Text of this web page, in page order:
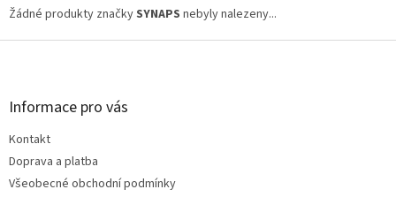
Žádné produkty značkySYNAPS nebyly nalezeny...
Z
Informace pro vás
Kontakt
Doprava a platba
Všeobecné obchodní podmínky